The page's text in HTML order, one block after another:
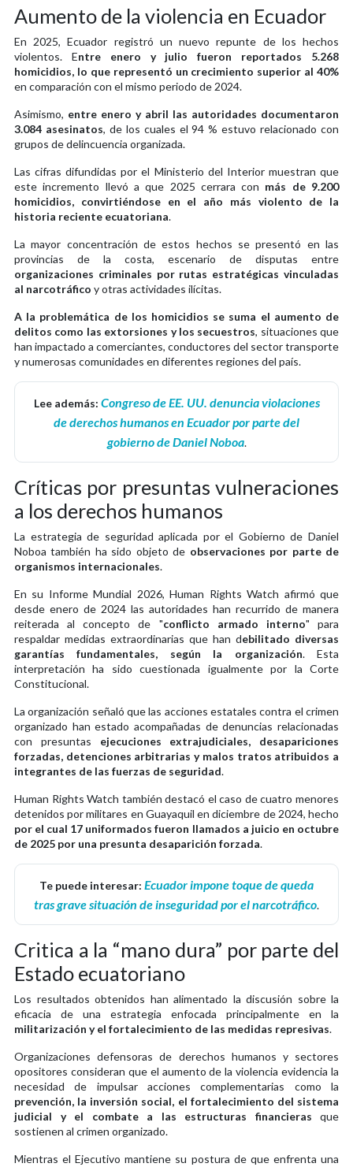
Aumento de la violencia en Ecuador
En 2025, Ecuador registró un nuevo repunte de los hechos
violentos. Entre enero y julio fueron reportados 5.268
homicidios, lo que representó un crecimiento superior al 40%
en comparación con el mismo periodo de 2024.
Asimismo, entre enero y abril las autoridades documentaron
3.084 asesinatos, de los cuales el 94 % estuvo relacionado con
grupos de delincuencia organizada.
Las cifras difundidas por el Ministerio del Interior muestran que
este incremento llevó a que 2025 cerrara con más de 9.200
homicidios, convirtiéndose en el año más violento de la
historia reciente ecuatoriana.
La mayor concentración de estos hechos se presentó en las
provincias de la costa, escenario de disputas entre
organizaciones criminales por rutas estratégicas vinculadas
al narcotráfico y otras actividades ilícitas.
A la problemática de los homicidios se suma el aumento de
delitos como las extorsiones y los secuestros, situaciones que
han impactado a comerciantes, conductores del sector transporte
y numerosas comunidades en diferentes regiones del país.
Lee además: Congreso de EE. UU. denuncia violaciones
de derechos humanos en Ecuador por parte del
gobierno de Daniel Noboa.
Críticas por presuntas vulneraciones
a los derechos humanos
La estrategia de seguridad aplicada por el Gobierno de Daniel
Noboa también ha sido objeto de observaciones por parte de
organismos internacionales.
En su Informe Mundial 2026, Human Rights Watch afirmó que
desde enero de 2024 las autoridades han recurrido de manera
reiterada al concepto de "conflicto armado interno" para
respaldar medidas extraordinarias que han debilitado diversas
garantías fundamentales, según la organización. Esta
interpretación ha sido cuestionada igualmente por la Corte
Constitucional.
La organización señaló que las acciones estatales contra el crimen
organizado han estado acompañadas de denuncias relacionadas
con presuntas ejecuciones extrajudiciales, desapariciones
forzadas, detenciones arbitrarias y malos tratos atribuidos a
integrantes de las fuerzas de seguridad.
Human Rights Watch también destacó el caso de cuatro menores
detenidos por militares en Guayaquil en diciembre de 2024, hecho
por el cual 17 uniformados fueron llamados a juicio en octubre
de 2025 por una presunta desaparición forzada.
Te puede interesar: Ecuador impone toque de queda
tras grave situación de inseguridad por el narcotráfico.
Critica a la “mano dura” por parte del
Estado ecuatoriano
Los resultados obtenidos han alimentado la discusión sobre la
eficacia de una estrategia enfocada principalmente en la
militarización y el fortalecimiento de las medidas represivas.
Organizaciones defensoras de derechos humanos y sectores
opositores consideran que el aumento de la violencia evidencia la
necesidad de impulsar acciones complementarias como la
prevención, la inversión social, el fortalecimiento del sistema
judicial y el combate a las estructuras financieras que
sostienen al crimen organizado.
Mientras el Ejecutivo mantiene su postura de que enfrenta una